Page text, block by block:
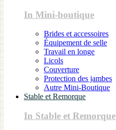
In Mini-boutique
Brides et accessoires
Équipement de selle
Travail en longe
Licols
Couverture
Protection des jambes
Autre Mini-Boutique
Stable et Remorque
In Stable et Remorque